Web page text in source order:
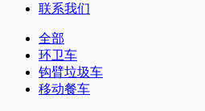
联系我们
全部
环卫车
钩臂垃圾车
移动餐车